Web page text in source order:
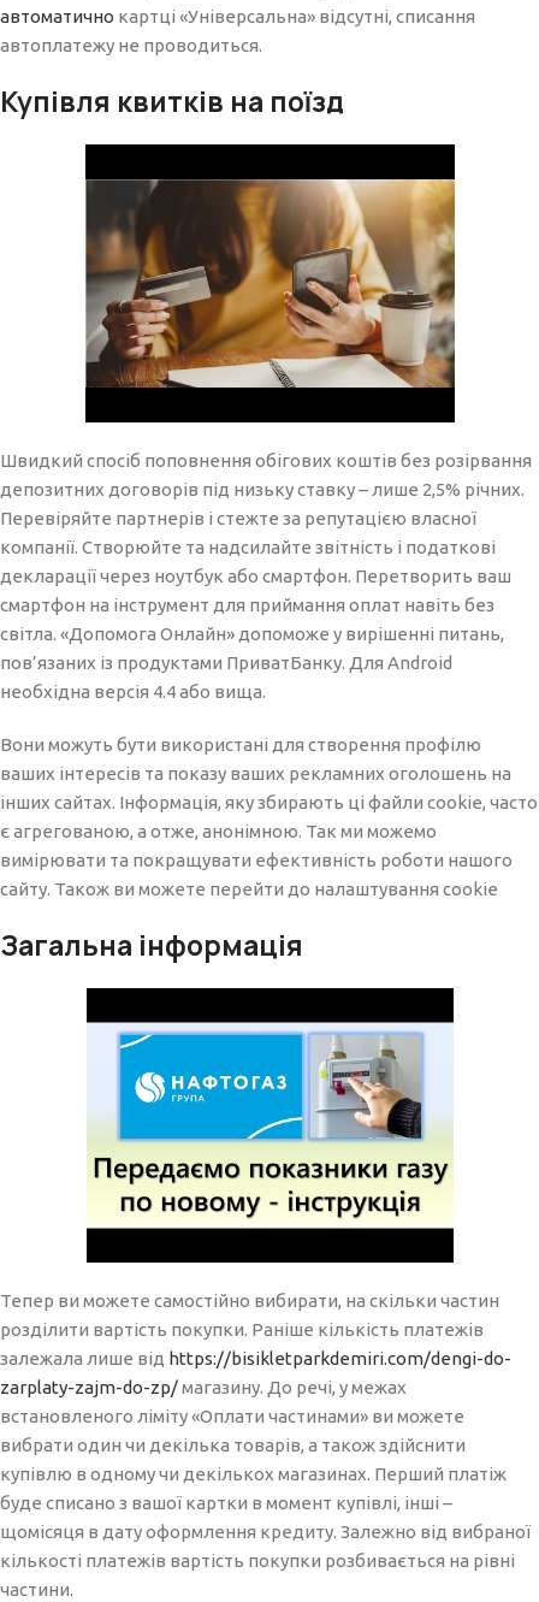
автоматично картці «Універсальна» відсутні, списання
автоплатежу не проводиться.
Купівля квитків на поїзд
Швидкий спосіб поповнення обігових коштів без розірвання
депозитних договорів під низьку ставку – лише 2,5% річних.
Перевіряйте партнерів і стежте за репутацією власної
компанії. Створюйте та надсилайте звітність і податкові
декларації через ноутбук або смартфон. Перетворить ваш
смартфон на інструмент для приймання оплат навіть без
світла. «Допомога Онлайн» допоможе у вирішенні питань,
пов’язаних із продуктами ПриватБанку. Для Android
необхідна версія 4.4 або вища.
Вони можуть бути використані для створення профілю
ваших інтересів та показу ваших рекламних оголошень на
інших сайтах. Інформація, яку збирають ці файли cookie, часто
є агрегованою, а отже, анонімною. Так ми можемо
вимірювати та покращувати ефективність роботи нашого
сайту. Також ви можете перейти до налаштування cookie
Загальна інформація
Тепер ви можете самостійно вибирати, на скільки частин
розділити вартість покупки. Раніше кількість платежів
залежала лише від https://bisikletparkdemiri.com/dengi-do-
zarplaty-zajm-do-zp/магазину. До речі, у межах
встановленого ліміту «Оплати частинами» ви можете
вибрати один чи декілька товарів, а також здійснити
купівлю в одному чи декількох магазинах. Перший платіж
буде списано з вашої картки в момент купівлі, інші –
щомісяця в дату оформлення кредиту. Залежно від вибраної
кількості платежів вартість покупки розбивається на рівні
частини.